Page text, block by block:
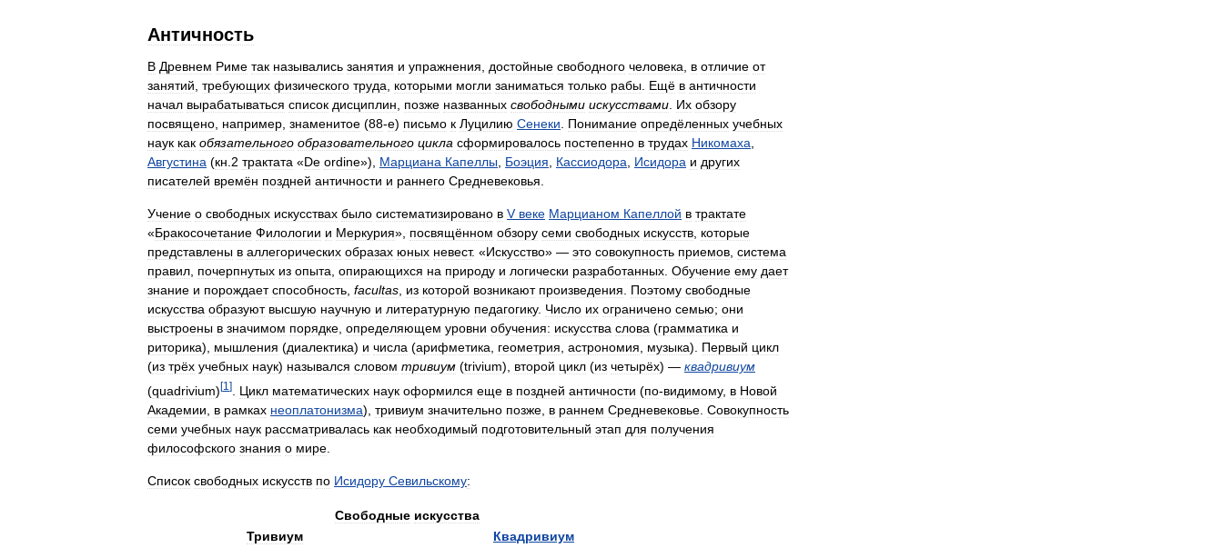
Античность
В Древнем Риме так назывались занятия и упражнения достойные свободного человека в отличие от
занятий требующих физического труда которыми могли заниматься только рабы Ещё в античности
начал вырабатываться список дисциплин позже названных свободными искусствами Их обзору
посвящено например знаменитое (88-е) письмо к Луцилию Сенеки Понимание опредёленных учебных
наук как обязательного образовательного цикла сформировалось постепенно в трудах Никомаха
Августина (кн 2 трактата «De ordine»), Марциана Капеллы Боэция Кассиодора Исидора и других
писателей времён поздней античности и раннего Средневековья
Учение о свободных искусствах было систематизировано в V веке Марцианом Капеллой в трактате
«Бракосочетание Филологии и Меркурия», посвящённом обзору семи свободных искусств которые
представлены в аллегорических образах юных невест. «Искусство» — это совокупность приемов система
правил почерпнутых из опыта опирающихся на природу и логически разработанных Обучение ему дает
знание и порождает способность facultas из которой возникают произведения Поэтому свободные
искусства образуют высшую научную и литературную педагогику. Число их ограничено семью; они
выстроены в значимом порядке определяющем уровни обучения: искусства слова (грамматика и
риторика), мышления (диалектика) и числа (арифметика геометрия астроно­мия музыка). Первый цикл
(из трёх учебных наук) назывался словом тривиум (trivium), второй цикл (из четырёх) — квадривиум
(quadrivium)[1 ] Цикл математических наук оформился еще в поздней античности (по-видимому, в Новой
Академии
в рамках неоплатонизма), тривиум значительно позже в раннем Средневековье Совокупность
семи учебных наук рассматривалась как необходимый подготовительный этап для получения
философского знания о мире
Список свободных искусств по Исидору Севильскому:
Свободные искусства
Тривиум
Квадривиум